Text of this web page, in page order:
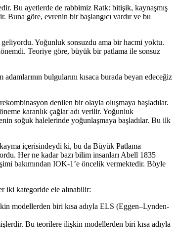
Bu ayetlerde de rabbimiz Ratk: bitişik, kaynaşmış
Buna göre, evrenin bir başlangıcı vardır ve bu
Yoğunluk sonsuzdu ama bir hacmi yoktu.
Teoriye göre, büyük bir patlama ile sonsuz
bulgularını kısaca burada beyan edeceğiz
denilen bir olayla oluşmaya başladılar.
karanlık çağlar adı verilir. Yoğunluk
soğuk halelerinde yoğunlaşmaya başladılar. Bu ilk
içerisindeydi ki, bu da Büyük Patlama
Her ne kadar bazı bilim insanları Abell 1835
bakımından IOK-1’e öncelik vermektedir. Böyle
iki kategoride ele alınabilir:
modellerden biri kısa adıyla ELS (Eggen–Lynden-
Bu teorilere ilişkin modellerden biri kısa adıyla